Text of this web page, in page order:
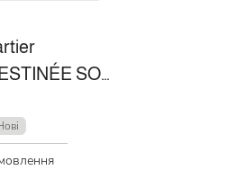
CARTIER DESTINÉE SOLITAIRE